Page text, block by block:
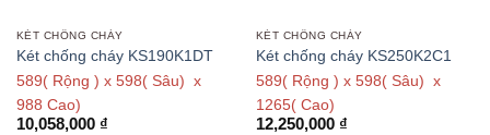
KÉT CHỐNG CHÁY
Két chống cháy KS190K1DT
589( Rộng ) x 598( Sâu) x
988 Cao)
10,058,000 ₫
KÉT CHỐNG CHÁY
Két chống cháy KS250K2C1
589( Rộng ) x 598( Sâu) x
1265( Cao)
12,250,000 ₫